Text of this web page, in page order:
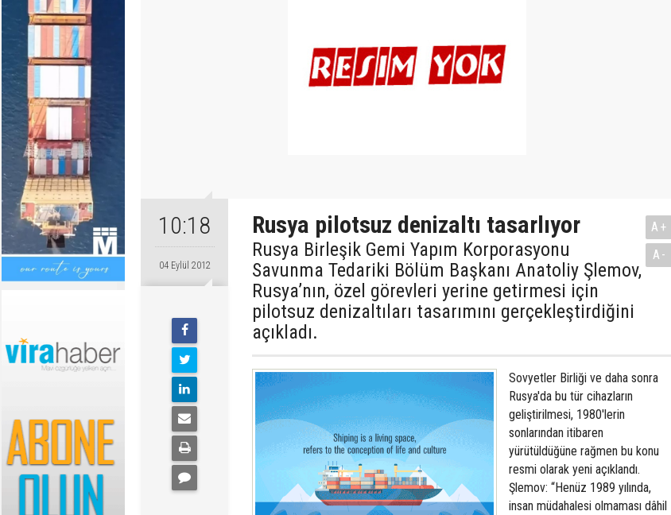
10:18
04 Eylül 2012
Rusya pilotsuz denizaltı tasarlıyor
Rusya Birleşik Gemi Yapım Korporasyonu
Savunma Tedariki Bölüm Başkanı Anatoliy Şlemov,
Rusya’nın, özel görevleri yerine getirmesi için
pilotsuz denizaltıları tasarımını gerçekleştirdiğini
açıkladı.
A+
A-
Sovyetler Birliği ve daha sonra
Rusya'da bu tür cihazların
geliştirilmesi, 1980'lerin
sonlarından itibaren
yürütüldüğüne rağmen bu konu
resmi olarak yeni açıklandı.
Şlemov: “Henüz 1989 yılında,
insan müdahalesi olmaması dâhil